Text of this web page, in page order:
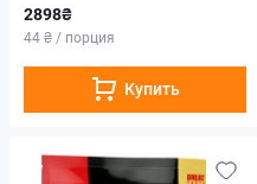
2898₴
44 ₴ / порция
Купить